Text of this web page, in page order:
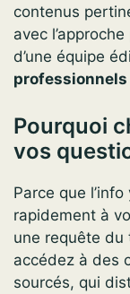
contenus
avec
d’une équipe
professionnels
Pourquoi
vos
Parce que
rapidement à
une requête du
accédez à des
sourcés, qui